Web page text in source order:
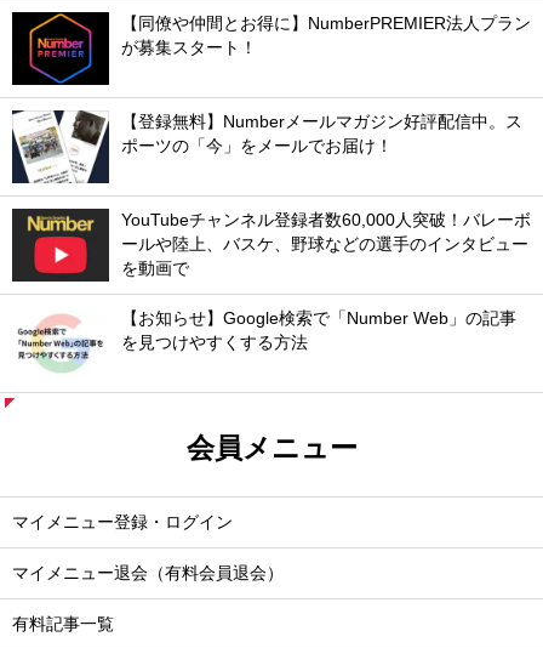
【同僚や仲間とお得に】NumberPREMIER法人プラン
が募集スタート！
【登録無料】Numberメールマガジン好評配信中。ス
ポーツの「今」をメールでお届け！
YouTubeチャンネル登録者数60,000人突破！バレーボ
ールや陸上、バスケ、野球などの選手のインタビュー
を動画で
【お知らせ】Google検索で「Number Web」の記事
を見つけやすくする方法
会員メニュー
マイメニュー登録・ログイン
マイメニュー退会（有料会員退会）
有料記事一覧